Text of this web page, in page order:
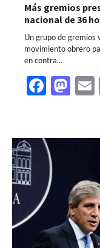
Más gremios
nacional de 36
Un grupo de gremios
movimiento obrero
en contra…